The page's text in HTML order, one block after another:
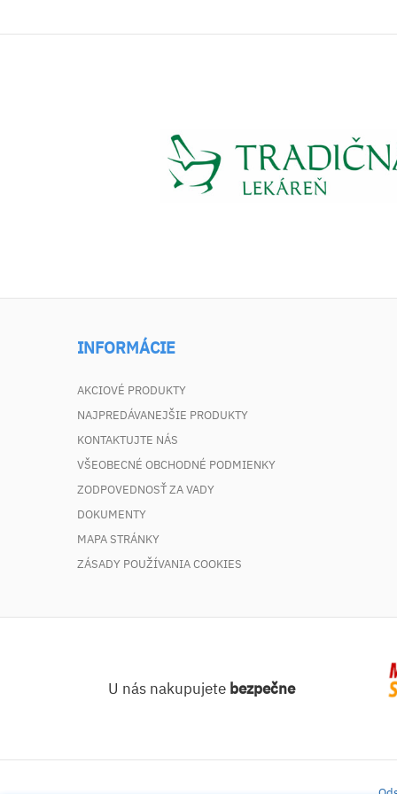
INFORMÁCIE
AKCIOVÉ PRODUKTY
NAJPREDÁVANEJŠIE PRODUKTY
KONTAKTUJTE NÁS
VŠEOBECNÉ OBCHODNÉ PODMIENKY
ZODPOVEDNOSŤ ZA VADY
DOKUMENTY
MAPA STRÁNKY
ZÁSADY POUŽÍVANIA COOKIES
U nás nakupujete bezpečne